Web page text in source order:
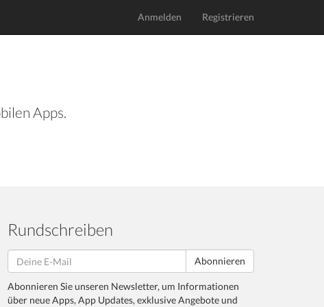
Anmelden Registrieren
Apps.
Rundschreiben
Abonnieren
Abonnieren Sie unseren Newsletter, um Informationen
über neue Apps, App Updates, exklusive Angebote und